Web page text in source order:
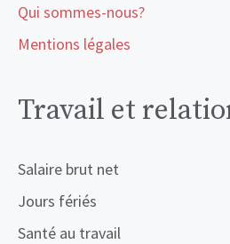
Qui sommes-nous?
Mentions légales
Travail et
Salaire brut net
Jours fériés
Santé au travail